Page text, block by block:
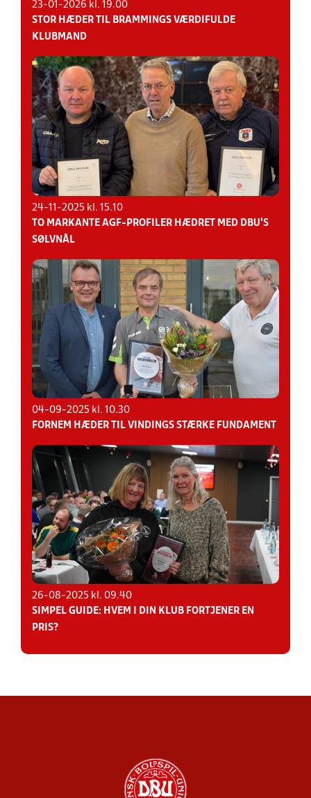
23-01-2026 kl. 19.00
STOR HÆDER TIL BRAMMINGS VÆRDIFULDE
KLUBMAND
24-11-2025 kl. 15.10
TO MARKANTE AGF-PROFILER HÆDRET MED DBU’S
SØLVNÅL
04-09-2025 kl. 10.30
FORNEM HÆDER TIL VINDINGS STÆRKE FUNDAMENT
26-08-2025 kl. 09.40
SIMPEL GUIDE: HVEM I DIN KLUB FORTJENER EN
PRIS?